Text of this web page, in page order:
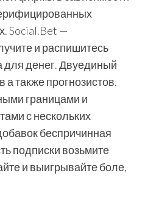
Social.Bet —
и распишитесь
для денег. Двуединый
а также прогнозистов.
границами и
с нескольких
беспричинная
подписки возьмите
и выигрывайте боле,